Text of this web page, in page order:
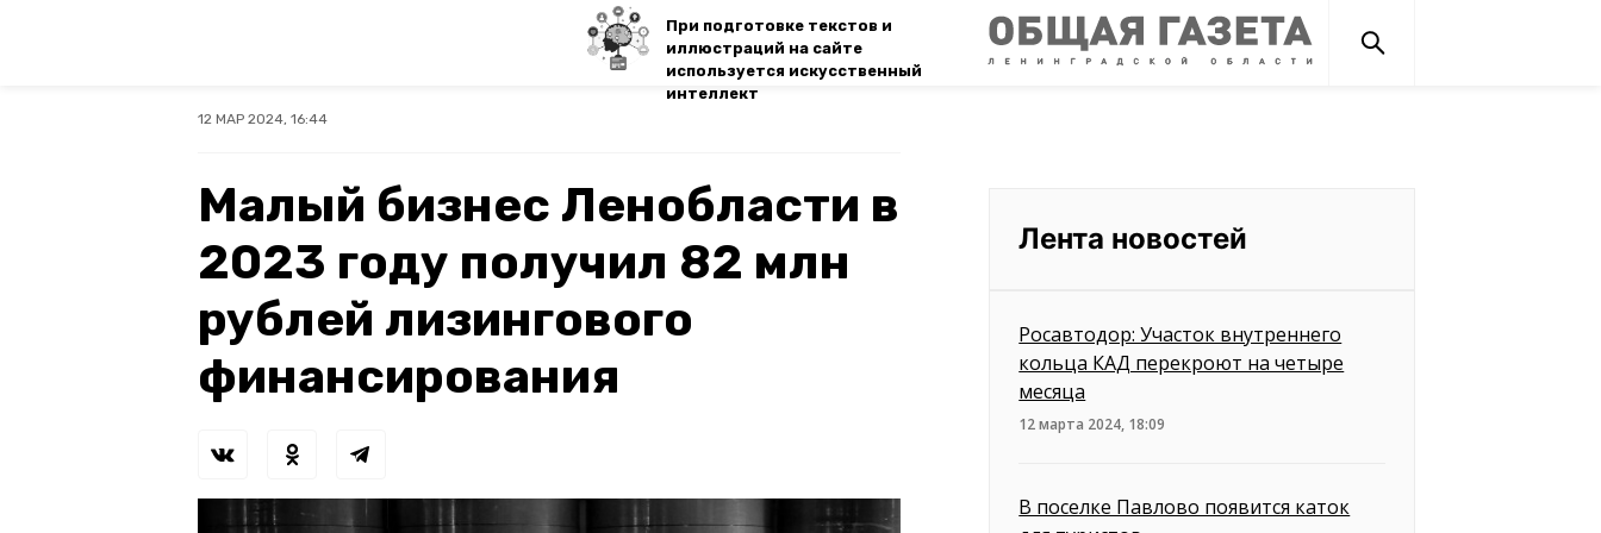
При подготовке текстов и
иллюстраций на сайте
используется искусственный
интеллект
12 МАР 2024, 16:44
Малый бизнес Ленобласти в
2023 году получил 82 млн
рублей лизингового
финансирования
Лента новостей
Росавтодор: Участок внутреннего
кольца КАД перекроют на четыре
месяца
12 марта 2024, 18:09
В поселке Павлово появится каток